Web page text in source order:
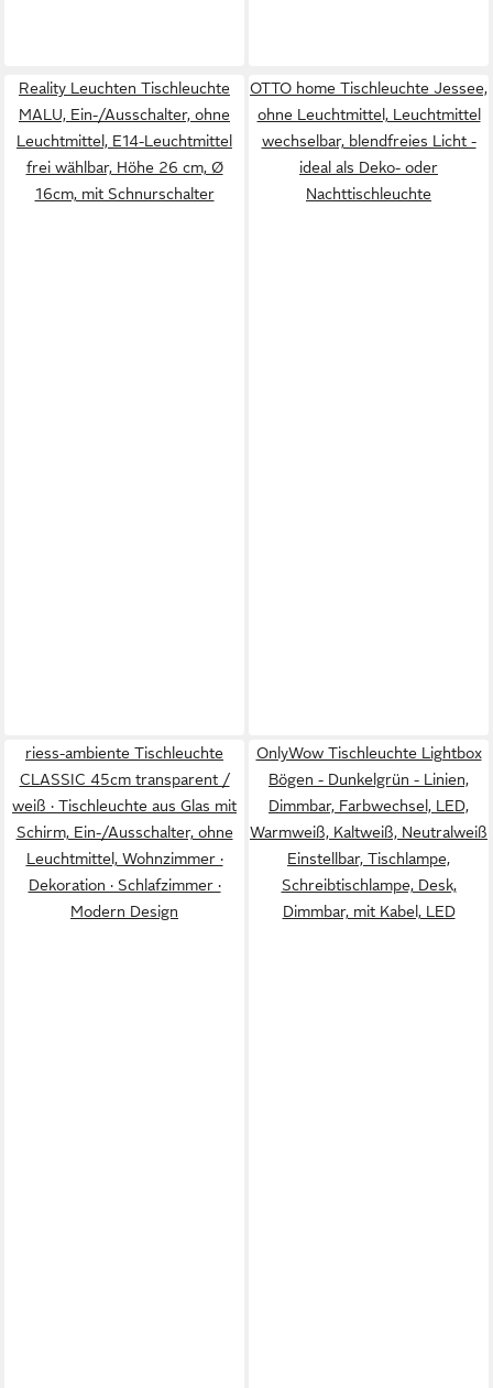
Reality Leuchten Tischleuchte
MALU, Ein-/Ausschalter, ohne
Leuchtmittel, E14-Leuchtmittel
frei wählbar, Höhe 26 cm, Ø
16cm, mit Schnurschalter
OTTO home Tischleuchte Jessee,
ohne Leuchtmittel, Leuchtmittel
wechselbar, blendfreies Licht -
ideal als Deko- oder
Nachttischleuchte
riess-ambiente Tischleuchte
CLASSIC 45cm transparent /
weiß · Tischleuchte aus Glas mit
Schirm, Ein-/Ausschalter, ohne
Leuchtmittel, Wohnzimmer ·
Dekoration · Schlafzimmer ·
Modern Design
OnlyWow Tischleuchte Lightbox
Bögen - Dunkelgrün - Linien,
Dimmbar, Farbwechsel, LED,
Warmweiß, Kaltweiß, Neutralweiß
Einstellbar, Tischlampe,
Schreibtischlampe, Desk,
Dimmbar, mit Kabel, LED